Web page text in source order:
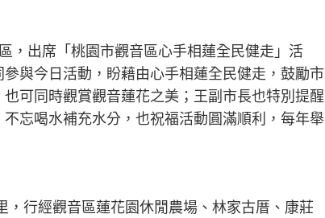
，出席「桃園市觀音區心手相蓮全民健走」活
與今日活動，盼藉由心手相蓮全民健走，鼓勵市
可同時觀賞觀音蓮花之美；王副市長也特別提醒
忘喝水補充水分，也祝福活動圓滿順利，每年舉
行經觀音區蓮花園休閒農場、林家古厝、康莊